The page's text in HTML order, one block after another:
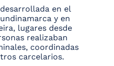
en el
y en
lugares desde
realizaban
coordinadas
carcelarios.